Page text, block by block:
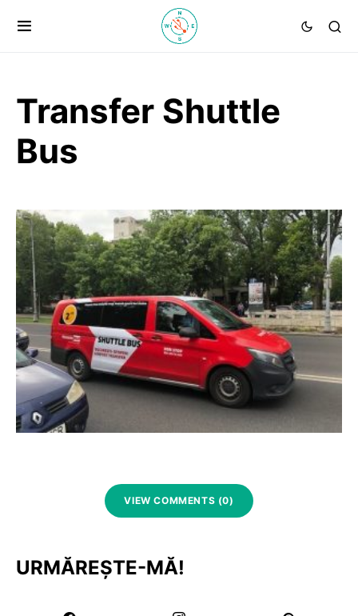
Transfer Shuttle
Bus
VIEW COMMENTS (0)
URMĂREȘTE-MĂ!